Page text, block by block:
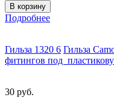
В корзину
Подробнее
Гильза 1320 6 Гильза
фитингов под
30 руб.